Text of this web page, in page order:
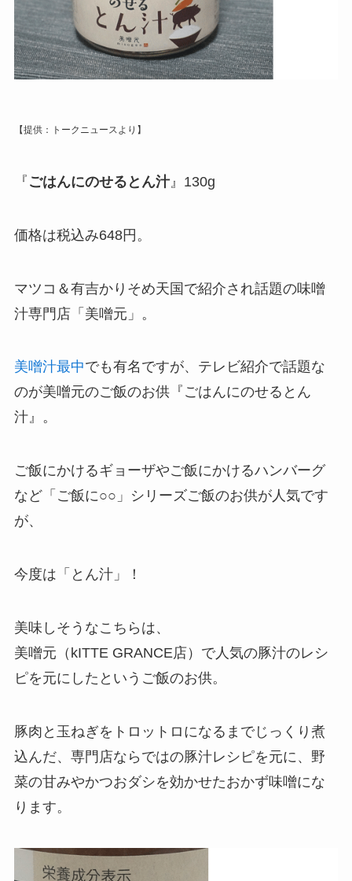
【提供：トークニュースより】
『 ごはんにのせるとん汁』130g
価格は税込み648円。
マツコ＆有吉かりそめ天国で紹介され話題の味噌
汁専門店「美噌元」。
美噌汁最中でも有名ですが、テレビ紹介で話題な
のが美噌元のご飯のお供『ごはんにのせるとん
汁』。
ご飯にかけるギョーザやご飯にかけるハンバーグ
など「ご飯に○○」シリーズご飯のお供が人気です
が、
今度は「とん汁」！
美味しそうなこちらは、
美噌元（kITTE GRANCE店）で人気の豚汁のレシ
ピを元にしたというご飯のお供。
豚肉と玉ねぎをトロットロになるまでじっくり煮
込んだ、専門店ならではの豚汁レシピを元に、野
菜の甘みやかつおダシを効かせたおかず味噌にな
ります。